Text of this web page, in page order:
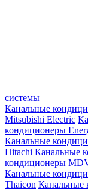
системы
Канальные
Mitsubishi Electric
кондиционеры
Канальные
Hitachi Канальные
кондиционеры
Канальные
Thaicon Канальные